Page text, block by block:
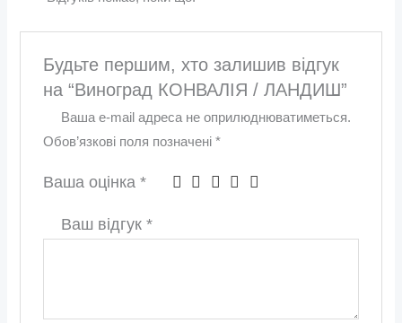
Будьте першим, хто залишив відгук
на “Виноград КОНВАЛІЯ / ЛАНДИШ”
Ваша e-mail адреса не оприлюднюватиметься.
Обов’язкові поля позначені *
Ваша оцінка *
Ваш відгук *